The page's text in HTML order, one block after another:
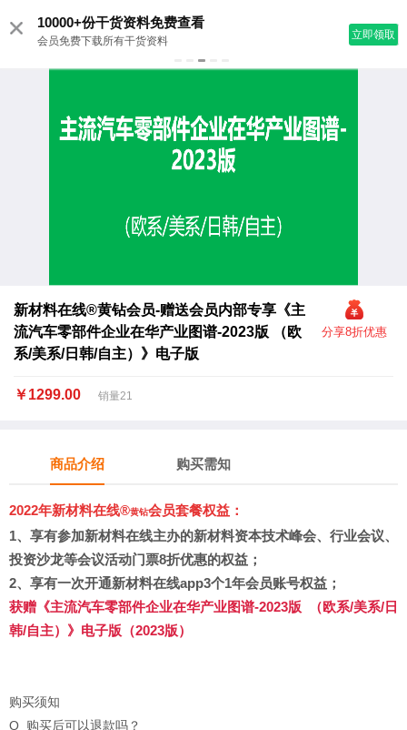
分享8折优惠
新材料在线®黄钻会员-赠送会员内部专享《主
流汽车零部件企业在华产业图谱-2023版 （欧
系/美系/日韩/自主）》电子版
￥1299.00 销量21
商品介绍 购买需知
2022年新材料在线®黄钻会员套餐权益：
1、 享有参加新材料在线主办的新材料资本技术峰会、行业会议、
投资沙龙等会议活动门票8折优惠的权益；
2、享有一次开通新材料在线app3个1年会员账号权益 ；
获赠 《主流汽车零部件企业在华产业图谱-2023版 （欧系/美系/日
韩/自主）》电子版（2023版）
购买须知
Q 购买后可以退款吗？
立即领取
3000+优质项目BP查看
3W+新材料投资人都在用